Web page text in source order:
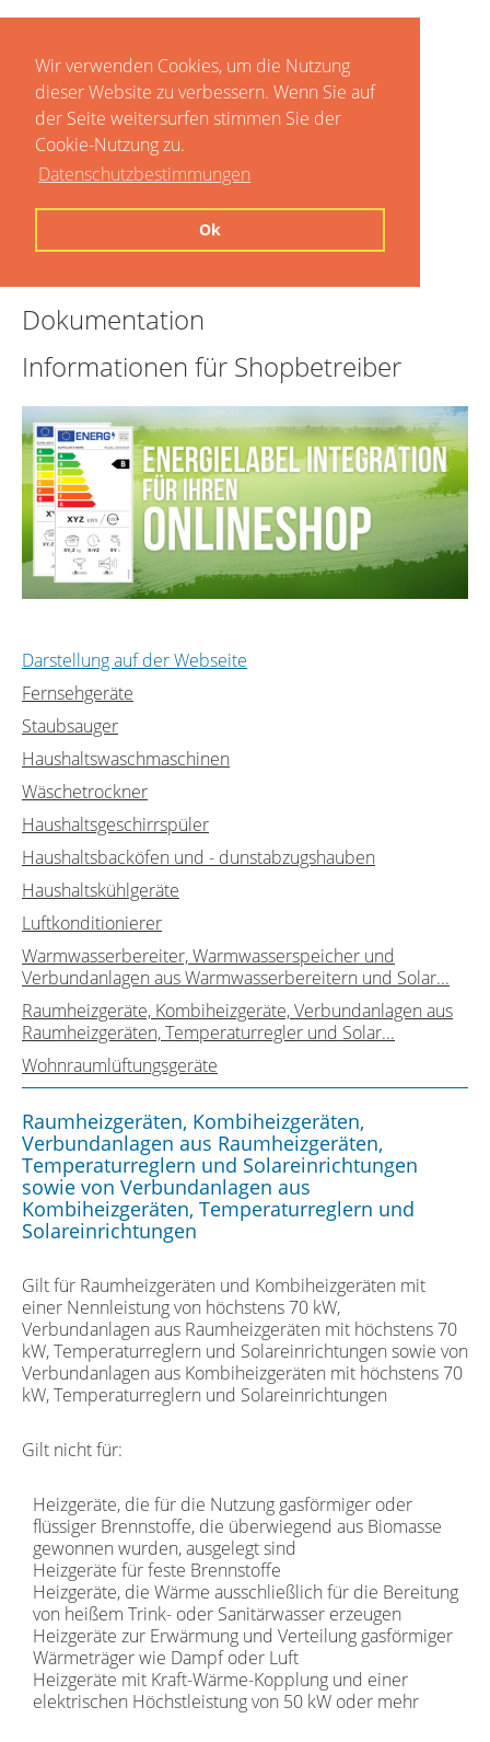
Wir verwenden Cookies, um die Nutzung
dieser Website zu verbessern. Wenn Sie auf
der Seite weitersurfen stimmen Sie der
Cookie-Nutzung zu.
Datenschutzbestimmungen
Ok
Dokumentation
Informationen für Shopbetreiber
Darstellung auf der Webseite
Fernsehgeräte
Staubsauger
Haushaltswaschmaschinen
Wäschetrockner
Haushaltsgeschirrspüler
Haushaltsbacköfen und - dunstabzugshauben
Haushaltskühlgeräte
Luftkonditionierer
Warmwasserbereiter, Warmwasserspeicher und
Verbundanlagen aus Warmwasserbereitern und Solar...
Raumheizgeräte, Kombiheizgeräte, Verbundanlagen aus
Raumheizgeräten, Temperaturregler und Solar...
Wohnraumlüftungsgeräte
Raumheizgeräten, Kombiheizgeräten,
Verbundanlagen aus Raumheizgeräten,
Temperaturreglern und Solareinrichtungen
sowie von Verbundanlagen aus
Kombiheizgeräten, Temperaturreglern und
Solareinrichtungen
Gilt für Raumheizgeräten und Kombiheizgeräten mit
einer Nennleistung von höchstens 70 kW,
Verbundanlagen aus Raumheizgeräten mit höchstens 70
kW, Temperaturreglern und Solareinrichtungen sowie von
Verbundanlagen aus Kombiheizgeräten mit höchstens 70
kW, Temperaturreglern und Solareinrichtungen
Gilt nicht für:
Heizgeräte, die für die Nutzung gasförmiger oder
flüssiger Brennstoffe, die überwiegend aus Biomasse
gewonnen wurden, ausgelegt sind
Heizgeräte für feste Brennstoffe
Heizgeräte, die Wärme ausschließlich für die Bereitung
von heißem Trink- oder Sanitärwasser erzeugen
Heizgeräte zur Erwärmung und Verteilung gasförmiger
Wärmeträger wie Dampf oder Luft
Heizgeräte mit Kraft-Wärme-Kopplung und einer
elektrischen Höchstleistung von 50 kW oder mehr